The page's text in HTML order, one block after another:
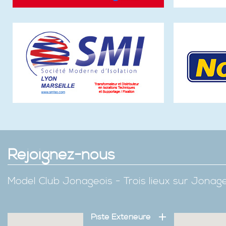
Rejoignez-nous
Model Club Jonageois - Trois lieux sur
Piste Extérieure